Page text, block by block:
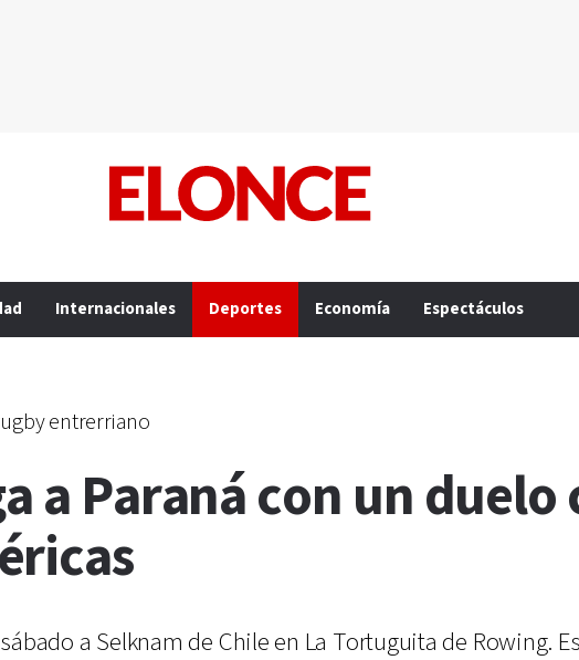
Internacionales Deportes Economía Espectáculos
entrerriano
a Paraná con un
a Selknam de Chile en La Tortuguita de Rowing.